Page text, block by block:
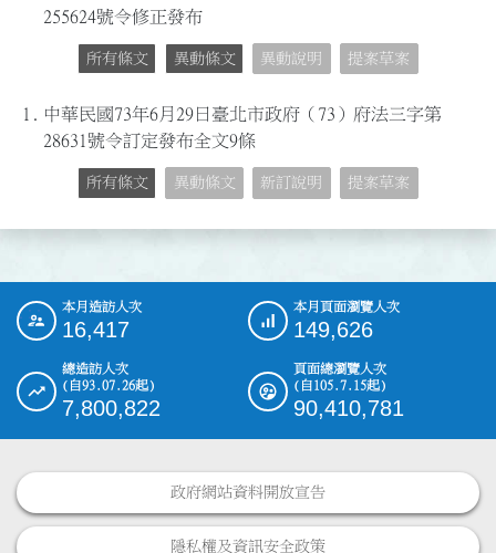
255624號令修正發布
所有條文 異動條文 異動說明 提案草案
1. 中華民國73年6月29日臺北市政府（73）府法三字第
28631號令訂定發布全文9條
所有條文 異動條文 新訂說明 提案草案
::: 本月造訪人次
16,417
本月頁面瀏覽人次
149,626
總造訪人次
(自93.07.26起)
7,800,822
頁面總瀏覽人次
(自105.7.15起)
90,410,781
政府網站資料開放宣告
隱私權及資訊安全政策